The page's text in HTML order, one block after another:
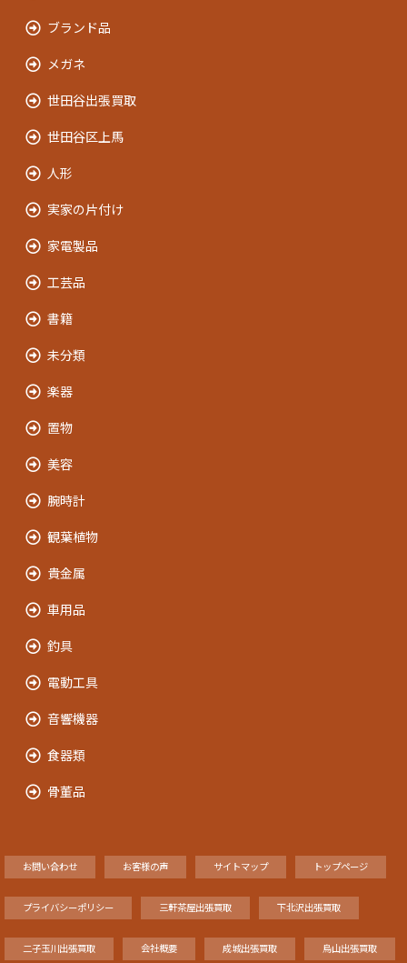
ブランド品
メガネ
世田谷出張買取
世田谷区上馬
人形
実家の片付け
家電製品
工芸品
書籍
未分類
楽器
置物
美容
腕時計
観葉植物
貴金属
車用品
釣具
電動工具
音響機器
食器類
骨董品
お問い合わせ お客様の声 サイトマップ トップページ
プライバシーポリシー 三軒茶屋出張買取 下北沢出張買取
二子玉川出張買取 会社概要 成城出張買取 烏山出張買取